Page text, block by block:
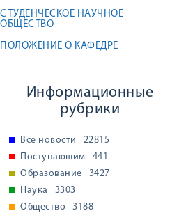
СТУДЕНЧЕСКОЕ НАУЧНОЕ
ОБЩЕСТВО
ПОЛОЖЕНИЕ О КАФЕДРЕ
Информационные
рубрики
Все новости
22815
Поступающим
441
Образование
3427
Наука
3303
Общество
3188